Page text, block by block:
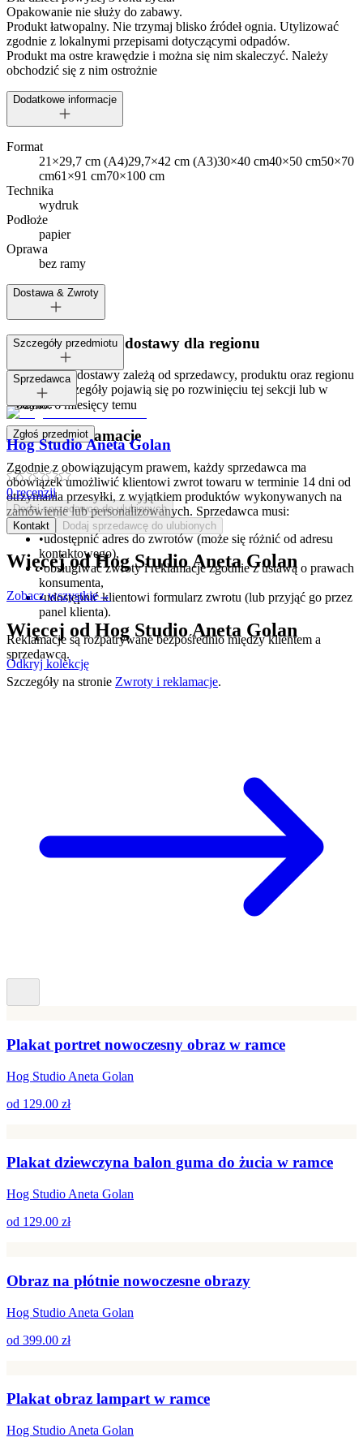
Opakowanie nie służy do zabawy.
Produkt łatwopalny. Nie trzymaj blisko źródeł ognia. Utylizować
zgodnie z lokalnymi przepisami dotyczącymi odpadów.
Produkt ma ostre krawędzie i można się nim skaleczyć. Należy
obchodzić się z nim ostrożnie
Dodatkowe informacje
Format
21×29,7 cm (A4)29,7×42 cm (A3)30×40 cm40×50 cm50×70
cm61×91 cm70×100 cm
Technika
wydruk
Podłoże
papier
Oprawa
bez ramy
Dostawa & Zwroty
Dostępne metody dostawy dla regionu
Opcje i koszt dostawy zależą od sprzedawcy, produktu oraz regionu
dostawy. Szczegóły pojawią się po rozwinięciu tej sekcji lub w
koszyku.
Zwroty i reklamacje
Zgodnie z obowiązującym prawem, każdy sprzedawca ma
obowiązek umożliwić klientowi zwrot towaru w terminie 14 dni od
otrzymania przesyłki, z wyjątkiem produktów wykonywanych na
zamówienie lub personalizowanych. Sprzedawca musi:
•udostępnić adres do zwrotów (może się różnić od adresu
kontaktowego),
•obsługiwać zwroty i reklamacje zgodnie z ustawą o prawach
konsumenta,
•udostępnić klientowi formularz zwrotu (lub przyjąć go przez
panel klienta).
Reklamacje są rozpatrywane bezpośrednio między klientem a
sprzedawcą.
Szczegóły na stronie Zwroty i reklamacje.
Szczegóły przedmiotu
Tagi:
Dodano:6 miesięcy temu
Zgłoś przedmiot
Sprzedawca
Hog Studio Aneta Golan
0recenzji
Dodaj sprzedawcę do ulubionych
Kontakt
Dodaj sprzedawcę do ulubionych
Więcej odHog Studio Aneta Golan
Zobacz wszystkie→
Więcej od Hog Studio Aneta Golan
Odkryj kolekcję
Plakat portret nowoczesny obraz w ramce
Hog Studio Aneta Golan
od 129.00 zł
Plakat dziewczyna balon guma do żucia w ramce
Hog Studio Aneta Golan
od 129.00 zł
Obraz na płótnie nowoczesne obrazy
Hog Studio Aneta Golan
od 399.00 zł
Plakat obraz lampart w ramce
Hog Studio Aneta Golan